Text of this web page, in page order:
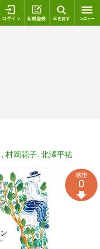
ログイン 新規登録
, 村岡花子, 北澤平祐
感想
0